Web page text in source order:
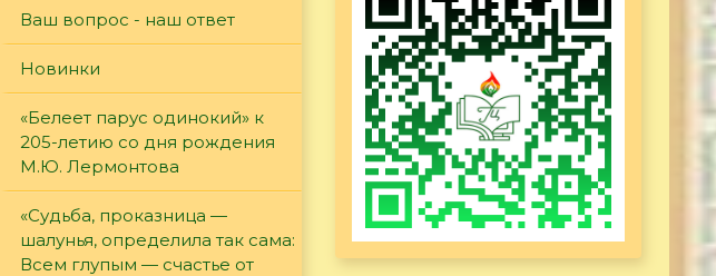
Ваш вопрос - наш ответ
Новинки
«Белеет парус одинокий» к
205-летию со дня рождения
М.Ю. Лермонтова
«Судьба, проказница —
шалунья, определила так сама:
Всем глупым — счастье от